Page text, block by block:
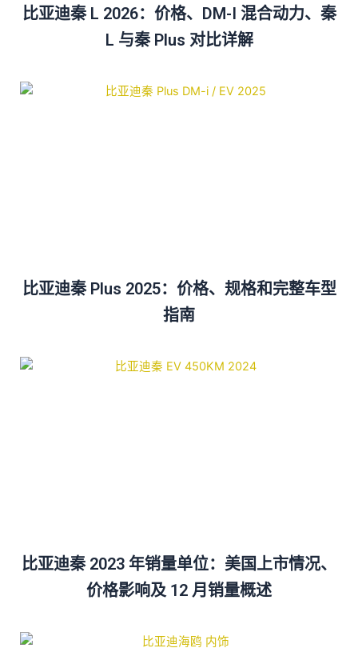
比亚迪秦 L 2026：价格、DM-I 混合动力、秦
L 与秦 Plus 对比详解
比亚迪秦 Plus 2025：价格、规格和完整车型
指南
比亚迪秦 2023 年销量单位：美国上市情况、
价格影响及 12 月销量概述